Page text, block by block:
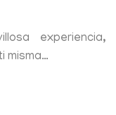
experiencia,
misma…